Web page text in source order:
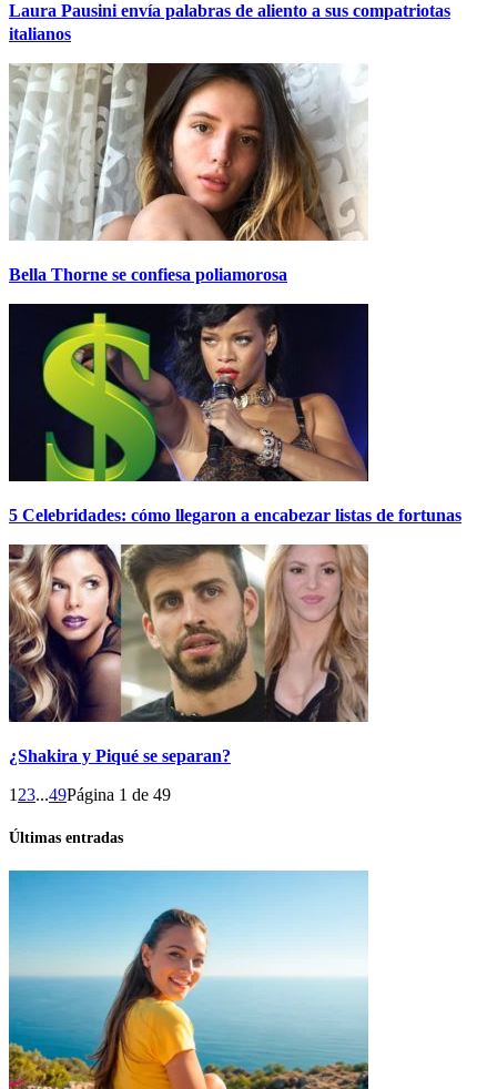
Laura Pausini envía palabras de aliento a sus compatriotas
italianos
Bella Thorne se confiesa poliamorosa
5 Celebridades: cómo llegaron a encabezar listas de fortunas
¿Shakira y Piqué se separan?
123...49Página 1 de 49
Últimas entradas